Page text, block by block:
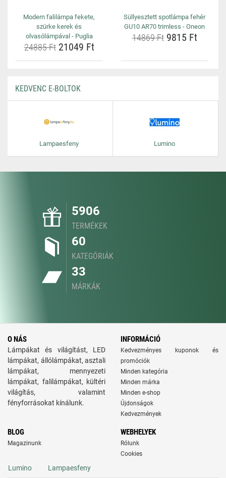
Modern falilámpa fekete,
szürke kerek és
olvasólámpával - Puglia
24885 Ft21049 Ft
Süllyesztett spotlámpa fehér
GU10 AR70 trimless - Oneon
14869 Ft9815 Ft
KEDVENC E-BOLTOK
Lampaesfeny Lumino
5906
TERMÉKEK
60
KATEGÓRIÁK
33
MÁRKÁK
O NÁS
Lámpákat és világítást, LED
lámpákat, állólámpákat, asztali
lámpákat, mennyezeti
lámpákat, falilámpákat, kültéri
világítás, valamint
fényforrásokat kínálunk.
INFORMÁCIÓ
Kedvezményes kuponok és
promóciók
Minden kategória
Minden márka
Minden e-shop
Újdonságok
Kedvezmények
BLOG
Magazinunk
WEBHELYEK
Rólunk
Cookies
Lumino Lampaesfeny